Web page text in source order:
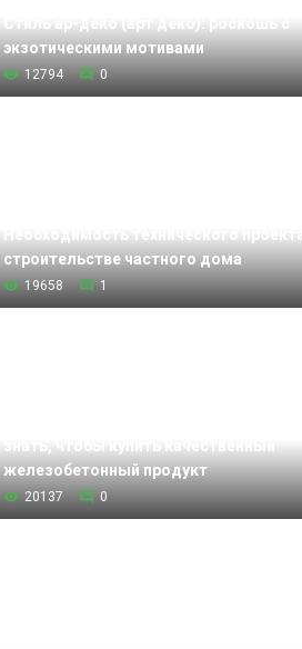
экзотическими мотивами
12794 0
строительстве частного дома
19658 1
железобетонный продукт
20137 0